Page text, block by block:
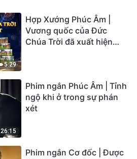
5:29
Hợp Xướng Phúc Âm |
Vương quốc của Đức
Chúa Trời đã xuất hiện
26:15
Phim ngắn Phúc Âm | Tỉnh
ngộ khi ở trong sự phán
xét
Phim ngắn Cơ đốc | Được